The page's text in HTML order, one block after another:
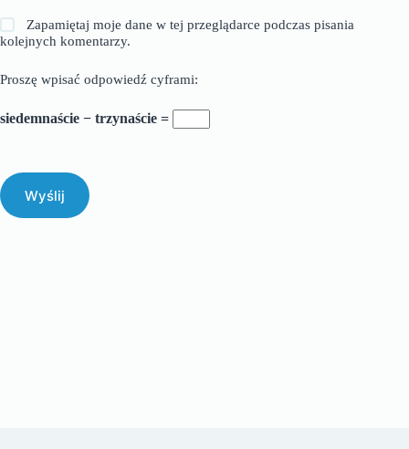
Zapamiętaj moje dane w tej przeglądarce podczas pisania
kolejnych komentarzy.
Proszę wpisać odpowiedź cyframi:
siedemnaście − trzynaście =
Wyślij